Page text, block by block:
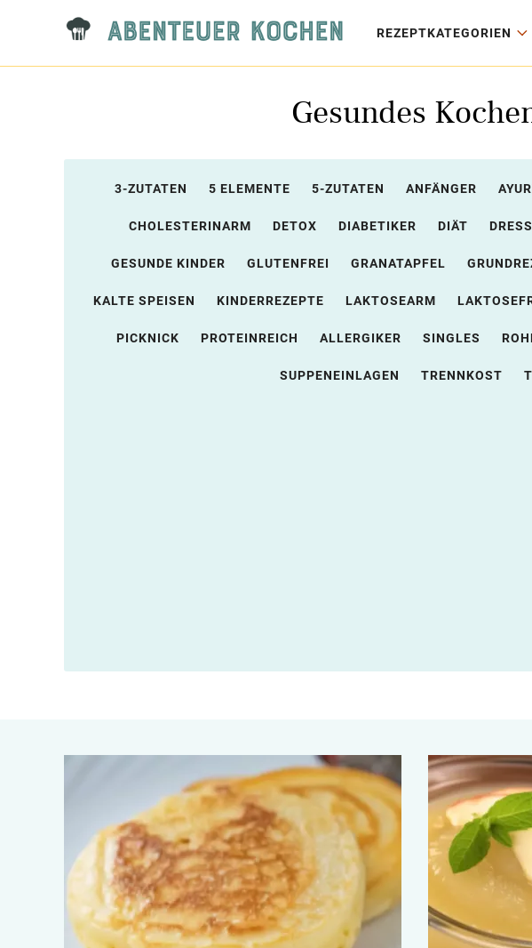
REZEPTKATEGORIEN
Gesundes
3-ZUTATEN 5 ELEMENTE 5-ZUTATEN ANFÄNGER
CHOLESTERINARM DETOX DIABETIKER DIÄT
GESUNDE KINDER GLUTENFREI GRANATAPFEL
KALTE SPEISEN KINDERREZEPTE LAKTOSEARM
PICKNICK PROTEINREICH ALLERGIKER SINGLES
SUPPENEINLAGEN TRENNKOST